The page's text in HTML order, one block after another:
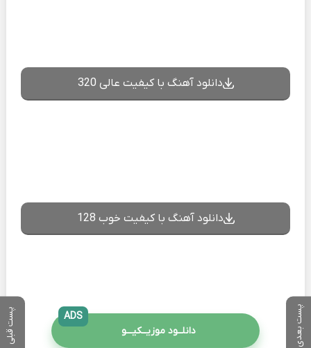
پست بعدی پست قبلی
دانلود آهنگ با کیفیت عالی 320
دانلود آهنگ با کیفیت خوب 128
دانلــود موزیــکیـــو
ADS